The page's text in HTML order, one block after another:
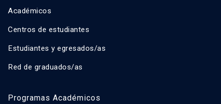
Académicos
Centros de estudiantes
Estudiantes y egresados/as
Red de graduados/as
Programas Académicos